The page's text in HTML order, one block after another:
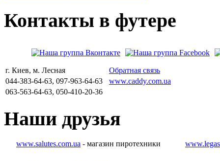
Контакты в футере
г. Киев, м. Лесная
Обратная связь
044-383-64-63, 097-963-64-63
www.caddy.com.ua
063-563-64-63, 050-410-20-36
Наши друзья
www.salutes.com.ua - магазин пиротехники